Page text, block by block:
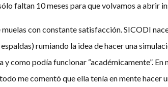
faltan 10 meses para que volvamos a abrir
con constante satisfacción. SICODI
rumiando la idea de hacer una
como podía funcionar “académicamente”.
me comentó que ella tenía en mente hacer